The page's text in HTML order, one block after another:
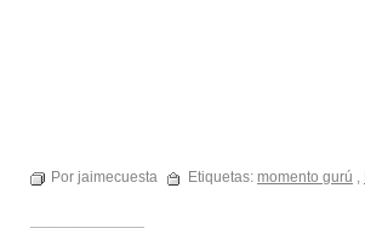
Por jaimecuesta Etiquetas: momento gurú ,